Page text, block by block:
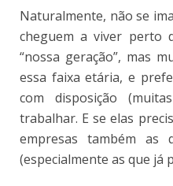
Naturalmente, não se
cheguem a viver perto
“nossa geração”, mas
essa faixa etária, e
com disposição
trabalhar. E se elas
empresas também as
(especialmente as que já